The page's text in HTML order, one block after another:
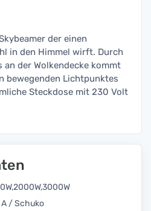
der einen
in den Himmel wirft. Durch
der Wolkendecke kommt
bewegenden Lichtpunktes
Steckdose mit 230 Volt
A / Schuko